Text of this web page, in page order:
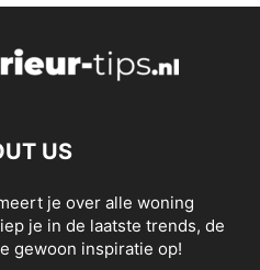
US
je over alle woning
je in de laatste trends, de
gewoon inspiratie op!